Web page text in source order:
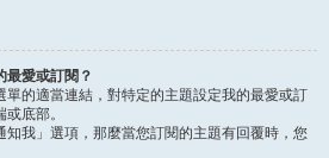
最愛或訂閱？
單的適當連結，對特定的主題設定我的最愛或訂
底部。
知我」選項，那麼當您訂閱的主題有回覆時，您